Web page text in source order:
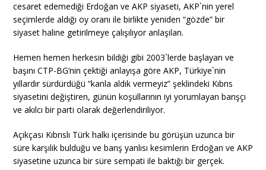
cesaret edemediği Erdoğan ve AKP siyaseti, AKP`nin yerel
seçimlerde aldığı oy oranı ile birlikte yeniden “gözde” bir
siyaset haline getirilmeye çalışılıyor anlaşılan.
Hemen hemen herkesin bildiği gibi 2003`lerde başlayan ve
başını CTP-BG’nin çektiği anlayışa göre AKP, Türkiye`nin
yıllardır sürdürdüğü “kanla aldık vermeyiz” şeklindeki Kıbrıs
siyasetini değiştiren, günün koşullarının iyi yorumlayan barışçı
ve akılcı bir parti olarak değerlendiriliyor.
Açıkçası Kıbrıslı Türk halkı içerisinde bu görüşün uzunca bir
süre karşılık bulduğu ve barış yanlısı kesimlerin Erdoğan ve AKP
siyasetine uzunca bir süre sempati ile baktığı bir gerçek.